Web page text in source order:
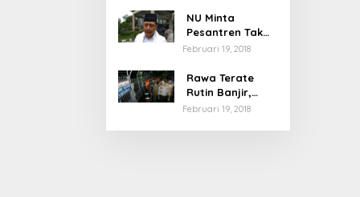
Pelayanan
NU Minta
Pesantren Tak
Terprovokasi
Februari 19, 2018
Rawa Terate
Rutin Banjir,
Anies Bakal Cek
Februari 19, 2018